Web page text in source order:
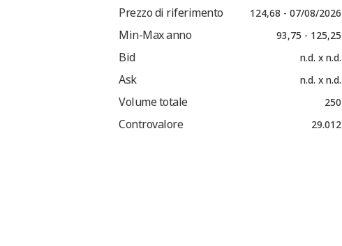
Prezzo di riferimento 124,68 - 07/08/2026
Min-Max anno 93,75 - 125,25
Bid n.d. x n.d.
Ask n.d. x n.d.
Volume totale 250
Controvalore 29.012